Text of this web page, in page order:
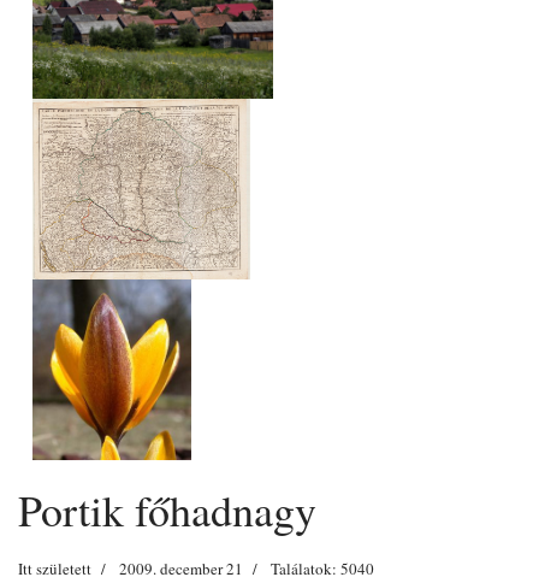
Portik főhadnagy
Itt született 2009. december 21 Találatok: 5040